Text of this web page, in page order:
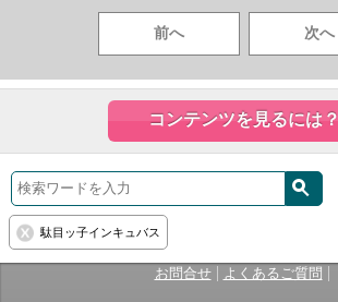
前へ 次へ
コンテンツを見るには？
駄目ッ子インキュバス
お問合せ| よくあるご質問 |